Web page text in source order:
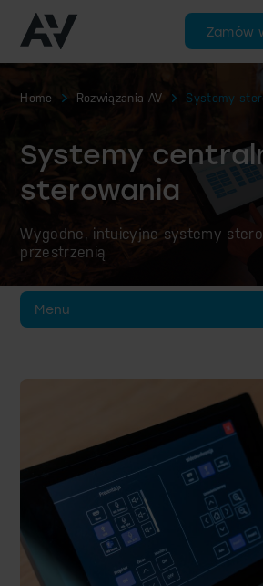
Zamów
Home Rozwiązania AV Systemy
Systemy
sterowania
Wygodne, intuicyjne systemy
przestrzenią
Menu
Sterowanie
Sterowanie biurem